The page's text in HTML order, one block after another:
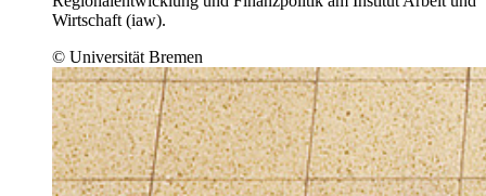
Wirtschaft (iaw).
© Universität Bremen